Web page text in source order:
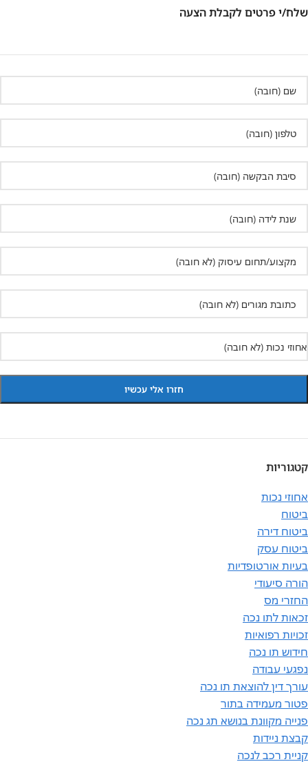
שלח/י פרטים לקבלת הצעה
קטגוריות
אחוזי נכות
ביטוח
ביטוח דירה
ביטוח עסק
בעיות אורטופדיות
הורה סיעודי
החזרי מס
זכאות לתו נכה
זכויות רפואיות
חידוש תו נכה
נפגעי עבודה
עורך דין להוצאת תו נכה
פטור מעמידה בתור
פנייה מקוונת בנושא תג נכה
קבצת ניידות
קניית רכב לנכה